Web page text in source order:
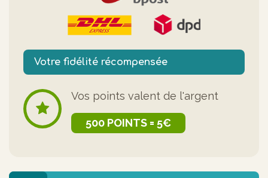
Votre fidélité récompensée
Vos points valent de l'argent
500 POINTS = 5€